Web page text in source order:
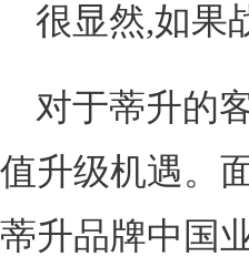
很显然,如果
对于蒂升的
值升级机遇。
蒂升品牌中国